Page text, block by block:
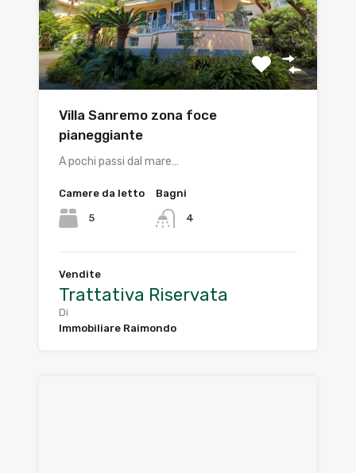
Villa Sanremo zona foce
pianeggiante
A pochi passi dal mare…
Camere da letto
5
Bagni
4
Vendite
Trattativa Riservata
Di
Immobiliare Raimondo